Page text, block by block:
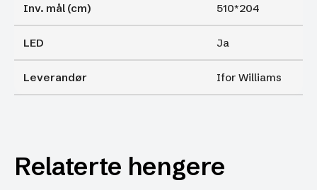
Inv. mål (cm) 510*204
LED Ja
Leverandør Ifor Williams
Relaterte hengere